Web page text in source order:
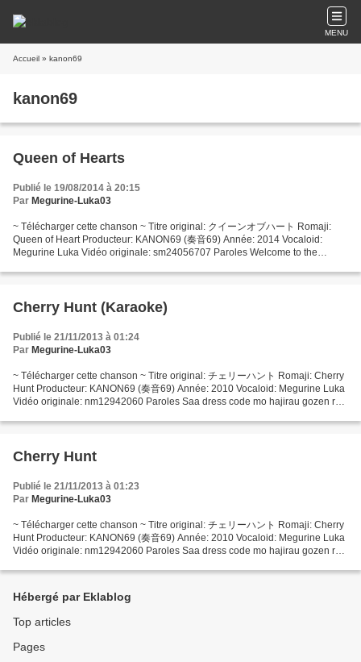
MENU
Accueil » kanon69
kanon69
Queen of Hearts
Publié le 19/08/2014 à 20:15
Par Megurine-Luka03
~ Télécharger cette chanson ~ Titre original: クイーンオブハート Romaji:
Queen of Heart Producteur: KANON69 (奏音69) Année: 2014 Vocaloid:
Megurine Luka Vidéo originale: sm24056707 Paroles Welcome to the
Cherry Hunt (Karaoke)
Publié le 21/11/2013 à 01:24
Par Megurine-Luka03
~ Télécharger cette chanson ~ Titre original: チェリーハント Romaji: Cherry
Hunt Producteur: KANON69 (奏音69) Année: 2010 Vocaloid: Megurine Luka
Vidéo originale: nm12942060 Paroles Saa dress code mo hajirau gozen reiji
Cherry Hunt
Publié le 21/11/2013 à 01:23
Par Megurine-Luka03
~ Télécharger cette chanson ~ Titre original: チェリーハント Romaji: Cherry
Hunt Producteur: KANON69 (奏音69) Année: 2010 Vocaloid: Megurine Luka
Vidéo originale: nm12942060 Paroles Saa dress code mo hajirau gozen reiji
Hébergé par Eklablog
Top articles
Pages